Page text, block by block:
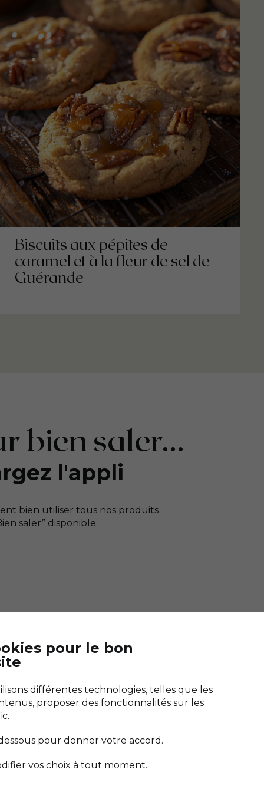
Biscuits aux pépites de
caramel et à la fleur de sel de
Guérande
bien saler...
l'appli
bien utiliser tous nos produits
saler” disponible
marais
de Sel
pour le bon
différentes technologies, telles que les
proposer des fonctionnalités sur les
pour donner votre accord.
vos choix à tout moment.